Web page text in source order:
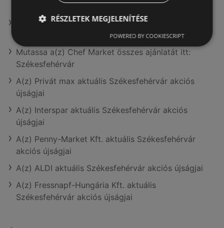
Székesfehérvár
Mutassa a(z) Müller HU összes ajánlatát itt:
Mutassa a(z) Chef Market összes ajánlatát itt:
Székesfehérvár
A(z) Privát max aktuális Székesfehérvár akciós
újságjai
A(z) Interspar aktuális Székesfehérvár akciós
újságjai
A(z) Penny-Market Kft. aktuális Székesfehérvár
akciós újságjai
A(z) ALDI aktuális Székesfehérvár akciós újságjai
A(z) Fressnapf-Hungária Kft. aktuális
Székesfehérvár akciós újságjai
RÉSZLETEK MEGJELENÍTÉSE
POWERED BY COOKIESCRIPT